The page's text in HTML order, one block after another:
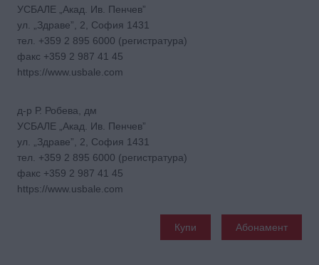
УСБАЛЕ „Акад. Ив. Пенчев”
ул. „Здраве”, 2, София 1431
тел. +359 2 895 6000 (регистратура)
факс +359 2 987 41 45
https://www.usbale.com
д-р Р. Робева, дм
УСБАЛЕ „Акад. Ив. Пенчев”
ул. „Здраве”, 2, София 1431
тел. +359 2 895 6000 (регистратура)
факс +359 2 987 41 45
https://www.usbale.com
Купи Абонамент